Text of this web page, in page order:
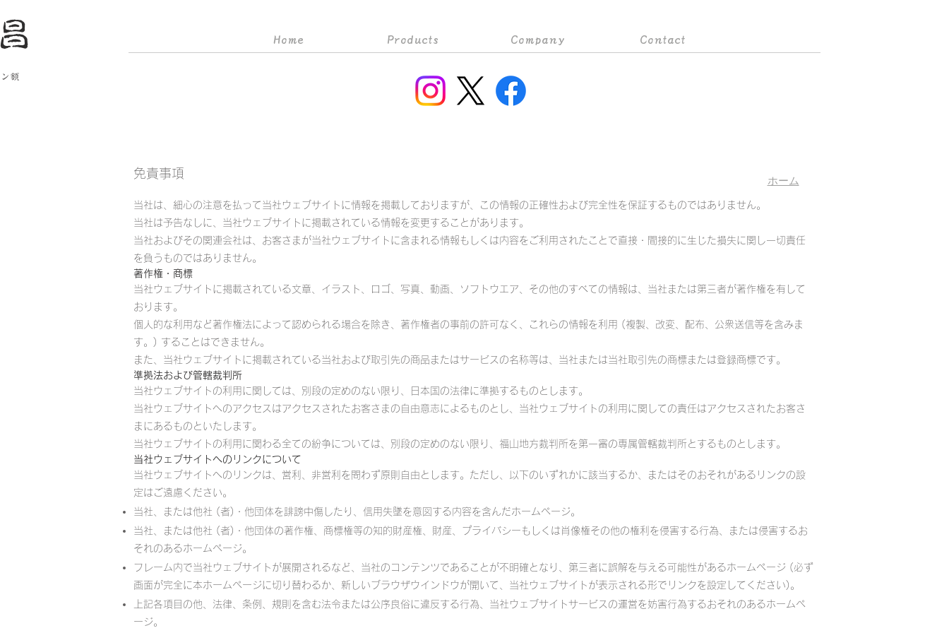
額
Home Products Company Contact
免責事項
当社は、細心の注意を払って当社ウェブサイトに情報を掲載しておりますが、この情報の正確性および完全性を保証するものではありません。
当社は予告なしに、当社ウェブサイトに掲載されている情報を変更することがあります。
当社およびその関連会社は、お客さまが当社ウェブサイトに含まれる情報もしくは内容をご利用されたことで直接・間接的に生じた損失に関し一切責任
を負うものではありません。
著作権・商標
当社ウェブサイトに掲載されている文章、イラスト、ロゴ、写真、動画、ソフトウエア、その他のすべての情報は、当社または第三者が著作権を有して
おります。
個人的な利用など著作権法によって認められる場合を除き、著作権者の事前の許可なく、これらの情報を利用 (複製、改変、配布、公衆送信等を含みま
す。) することはできません。
また、当社ウェブサイトに掲載されている当社および取引先の商品またはサービスの名称等は、当社または当社取引先の商標または登録商標です。
準拠法および管轄裁判所
当社ウェブサイトの利用に関しては、別段の定めのない限り、日本国の法律に準拠するものとします。
当社ウェブサイトへのアクセスはアクセスされたお客さまの自由意志によるものとし、当社ウェブサイトの利用に関しての責任はアクセスされたお客さ
まにあるものといたします。
当社ウェブサイトの利用に関わる全ての紛争については、別段の定めのない限り、福山地方裁判所を第一審の専属管轄裁判所とするものとします。
当社ウェブサイトへのリンクについて
当社ウェブサイトへのリンクは、営利、非営利を問わず原則自由とします。ただし、以下のいずれかに該当するか、またはそのおそれがあるリンクの設
定はご遠慮ください。
当社、または他社 (者)・他団体を誹謗中傷したり、信用失墜を意図する内容を含んだホームページ。
当社、または他社 (者)・他団体の著作権、商標権等の知的財産権、財産、プライバシーもしくは肖像権その他の権利を侵害する行為、または侵害するお
それのあるホームページ。
フレーム内で当社ウェブサイトが展開されるなど、当社のコンテンツであることが不明確となり、第三者に誤解を与える可能性があるホームページ (必ず
画面が完全に本ホームページに切り替わるか、新しいブラウザウインドウが開いて、当社ウェブサイトが表示される形でリンクを設定してください)。
上記各項目の他、法律、条例、規則を含む法令または公序良俗に違反する行為、当社ウェブサイトサービスの運営を妨害行為するおそれのあるホームペ
ージ。
ホーム